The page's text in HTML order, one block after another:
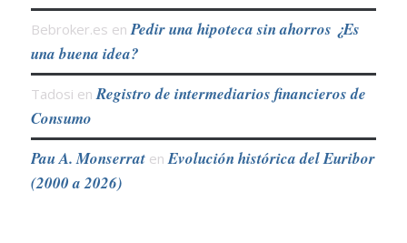
Bebroker.es enPedir una hipoteca sin ahorros ¿Es
una buena idea?
Tadosi enRegistro de intermediarios financieros de
Consumo
Pau A. MonserratenEvolución histórica del Euribor
(2000 a 2026)